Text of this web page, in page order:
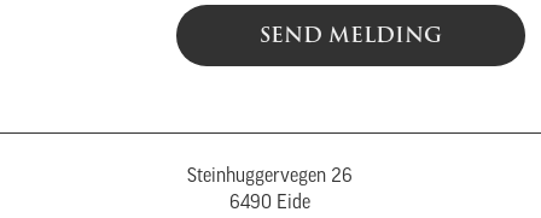
SEND MELDING
Steinhuggervegen 26
6490 Eide